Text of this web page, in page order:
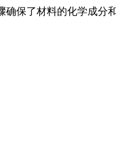
保了材料的化学成分